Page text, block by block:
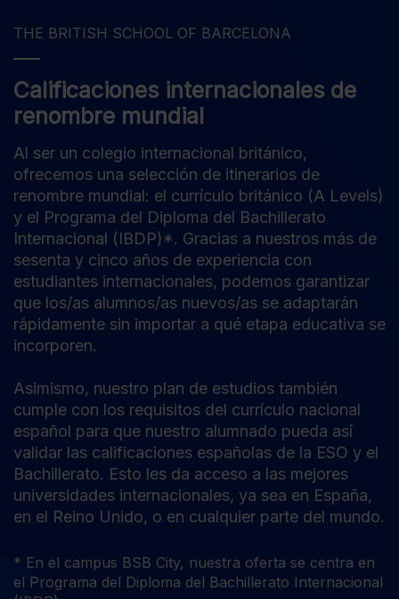
THE BRITISH SCHOOL OF BARCELONA
Calificaciones internacionales de
renombre mundial
Al ser un colegio internacional británico,
ofrecemos una selección de itinerarios de
renombre mundial: el currículo británico (A Levels)
y el Programa del Diploma del Bachillerato
Internacional (IBDP)*. Gracias a nuestros más de
sesenta y cinco años de experiencia con
estudiantes internacionales, podemos garantizar
que los/as alumnos/as nuevos/as se adaptarán
rápidamente sin importar a qué etapa educativa se
incorporen.
Asimismo, nuestro plan de estudios también
cumple con los requisitos del currículo nacional
español para que nuestro alumnado pueda así
validar las calificaciones españolas de la ESO y el
Bachillerato. Esto les da acceso a las mejores
universidades internacionales, ya sea en España,
en el Reino Unido, o en cualquier parte del mundo.
* En el campus BSB City, nuestra oferta se centra en
el Programa del Diploma del Bachillerato Internacional